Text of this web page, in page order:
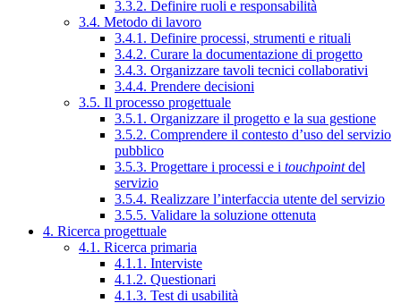
3.3.2. Definire ruoli e responsabilità
3.4. Metodo di lavoro
3.4.1. Definire processi, strumenti e rituali
3.4.2. Curare la documentazione di progetto
3.4.3. Organizzare tavoli tecnici collaborativi
3.4.4. Prendere decisioni
3.5. Il processo progettuale
3.5.1. Organizzare il progetto e la sua gestione
3.5.2. Comprendere il contesto d’uso del servizio
pubblico
3.5.3. Progettare i processi e i touchpointdel
servizio
3.5.4. Realizzare l’interfaccia utente del servizio
3.5.5. Validare la soluzione ottenuta
4. Ricerca progettuale
4.1. Ricerca primaria
4.1.1. Interviste
4.1.2. Questionari
4.1.3. Test di usabilità